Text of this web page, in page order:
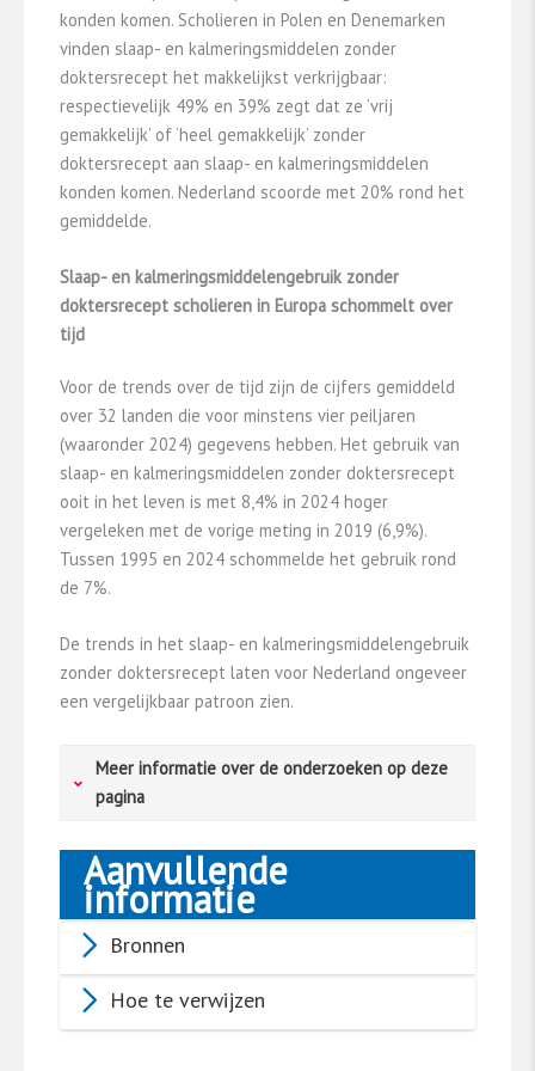
konden komen. Scholieren in Polen en Denemarken
vinden slaap- en kalmeringsmiddelen zonder
doktersrecept het makkelijkst verkrijgbaar:
respectievelijk 49% en 39% zegt dat ze ‘vrij
gemakkelijk’ of ‘heel gemakkelijk’ zonder
doktersrecept aan slaap- en kalmeringsmiddelen
konden komen. Nederland scoorde met 20% rond het
gemiddelde.
Slaap- en kalmeringsmiddelengebruik zonder
doktersrecept scholieren in Europa schommelt over
tijd
Voor de trends over de tijd zijn de cijfers gemiddeld
over 32 landen die voor minstens vier peiljaren
(waaronder 2024) gegevens hebben. Het gebruik van
slaap- en kalmeringsmiddelen zonder doktersrecept
ooit in het leven is met 8,4% in 2024 hoger
vergeleken met de vorige meting in 2019 (6,9%).
Tussen 1995 en 2024 schommelde het gebruik rond
de 7%.
De trends in het slaap- en kalmeringsmiddelengebruik
zonder doktersrecept laten voor Nederland ongeveer
een vergelijkbaar patroon zien.
Meer informatie over de onderzoeken op deze
pagina
Vragenlijstonderzoek onder scholieren in
Europa: ESPAD
De cijfers op deze pagina zijn afkomstig uit het
ESPAD-onderzoek (European School Survey
Project on Alcohol and Other Drugs). Dit is de
grootste internationale studie naar
Aanvullende
informatie
Bronnen
Hoe te verwijzen